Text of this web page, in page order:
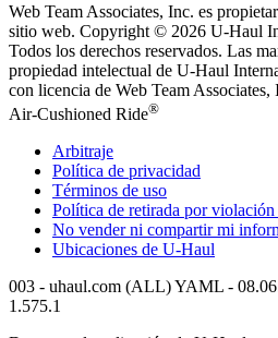
Web Team Associates, Inc. es
sitio web. Copyright © 2026 U-Haul
Todos los derechos reservados. Las
propiedad intelectual de U-Haul
con licencia de Web Team Associates,
Air-Cushioned Ride®
Arbitraje
Política de privacidad
Términos de uso
Política de retirada por violación
No vender ni compartir mi
Ubicaciones de U-Haul
003 - uhaul.com (ALL) YAML -
1.575.1